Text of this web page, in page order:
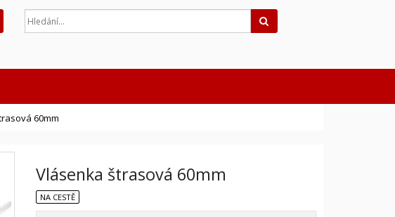
60mm
Vlásenka štrasová 60mm
NA CESTĚ